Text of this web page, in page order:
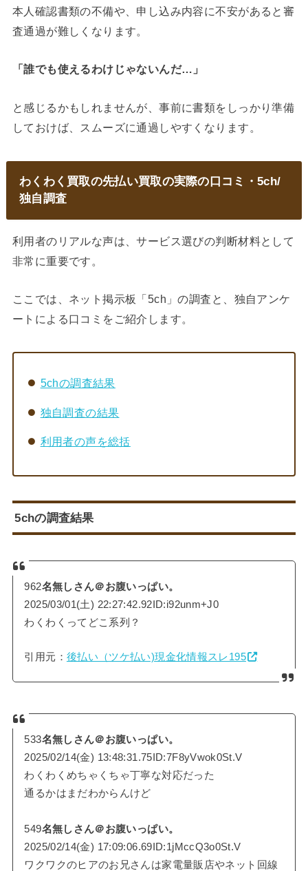
本人確認書類の不備や、申し込み内容に不安があると審
査通過が難しくなります。
「誰でも使えるわけじゃないんだ…」
と感じるかもしれませんが、事前に書類をしっかり準備
しておけば、スムーズに通過しやすくなります。
わくわく買取の先払い買取の実際の口コミ・5ch/
独自調査
利用者のリアルな声は、サービス選びの判断材料として
非常に重要です。
ここでは、ネット掲示板「5ch」の調査と、独自アンケ
ートによる口コミをご紹介します。
5chの調査結果
独自調査の結果
利用者の声を総括
5chの調査結果
962名無しさん＠お腹いっぱい。
2025/03/01(土) 22:27:42.92ID:i92unm+J0
わくわくってどこ系列？
引用元： 後払い（ツケ払い)現金化情報スレ195
533名無しさん＠お腹いっぱい。
2025/02/14(金) 13:48:31.75ID:7F8yVwok0St.V
わくわくめちゃくちゃ丁寧な対応だった
通るかはまだわからんけど
549名無しさん＠お腹いっぱい。
2025/02/14(金) 17:09:06.69ID:1jMccQ3o0St.V
ワクワクのヒアのお兄さんは家電量販店やネット回線